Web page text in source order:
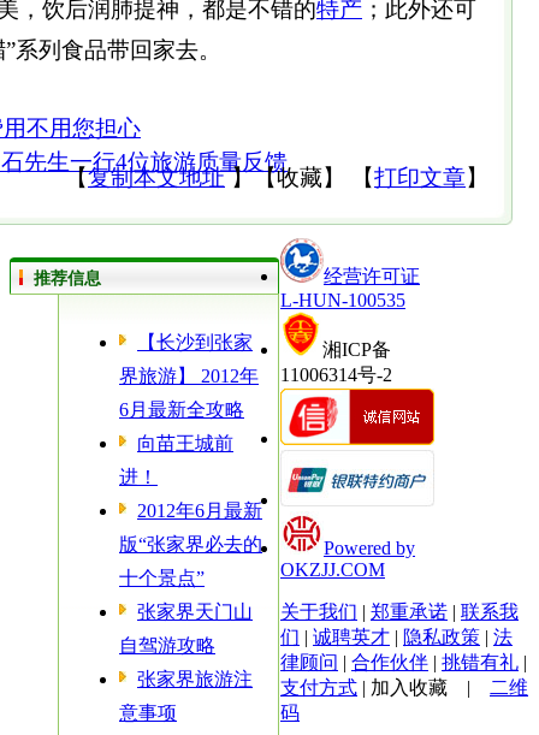
，饮后润肺提神，都是不错的特产 ；此外还可
系列食品带回家去。
不用您担心
先生一行4位旅游质量反馈
【复制本文地址 】【收藏】 【打印文章】
推荐信息
【长沙到张家
界旅游】 2012年
6月最新全攻略
向苗王城前
进！
2012年6月最新
版“张家界必去的
十个景点”
张家界天门山
自驾游攻略
张家界旅游注
意事项
经营许可证
L-HUN-100535
湘ICP备
11006314号-2
Powered by
OKZJJ.COM
关于我们 | 郑重承诺 | 联系我
们 | 诚聘英才 | 隐私政策 | 法
律顾问 | 合作伙伴 | 挑错有礼 |
支付方式 | 加入收藏 |
二维
码